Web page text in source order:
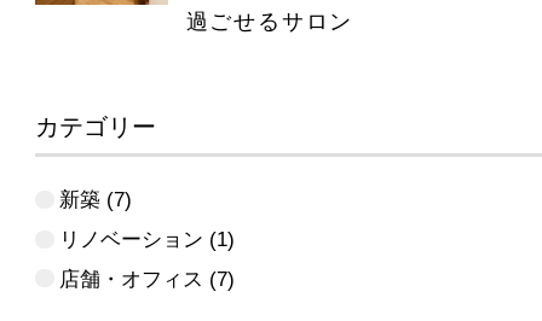
過ごせるサロン
カテゴリー
新築 (7)
リノベーション (1)
店舗・オフィス (7)